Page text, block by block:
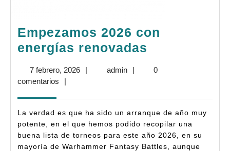
Empezamos 2026 con
energías renovadas
renovadas
7 febrero, 20267
| adminadmin
|
0
comentarios
|
La verdad es que ha sido un arranque de año muy
potente, en el que hemos podido recopilar una
buena lista de torneos para este año 2026, en su
mayoría de Warhammer Fantasy Battles, aunque